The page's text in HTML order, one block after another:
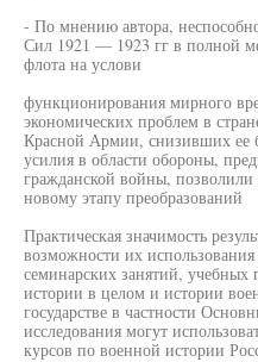
- По мнению автора,
Сил 1921 — 1923 гг в полной
флота на услови
функционирования мирного
экономических проблем в
Красной Армии, снизивших ее
усилия в области обороны,
гражданской войны, позволили
новому этапу преобразований
Практическая значимость
возможности их
семинарских занятий, учебных
истории в целом и истории
государстве в частности
исследования могут
курсов по военной истории